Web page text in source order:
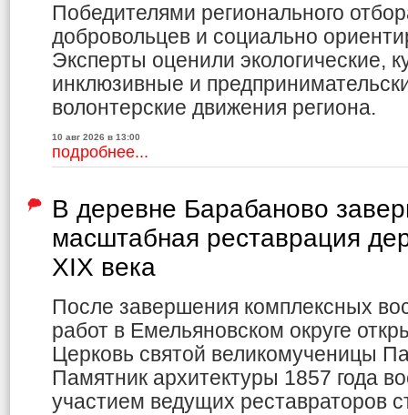
Победителями регионального
добровольцев и социально
Эксперты оценили экологические,
инклюзивные и
волонтерские движения региона.
10 авг 2026 в 13:00
подробнее...
В деревне Барабаново
масштабная реставрация
XIX века
После завершения комплексных
работ в Емельяновском округе
Церковь святой великомученицы
Памятник архитектуры 1857 года
участием ведущих реставраторов